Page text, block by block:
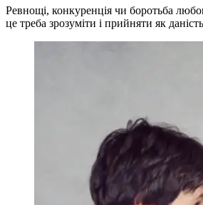
Ревнощі, конкуренція чи боротьба
це треба зрозуміти і прийняти як